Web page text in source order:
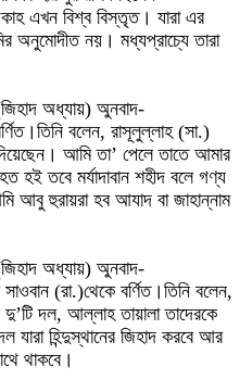
এখন বিশ্ব বিস্তৃত। যারা এর
অনুমোদীত নয়। মধ্যপ্রাচ্যে তারা
অধ্যায়) অুনবাদ-
বলেন, রাসূলুল্লাহ (সা.)
আমি তা’ পেলে তাতে আমার
তবে মর্যাদাবান শহীদ বলে গণ্য
আবু হুরায়রা হব আযাদ বা জাহান্নাম
অধ্যায়) অুনবাদ-
(রা.)থেকে বর্ণিত।তিনি বলেন,
দল, আল্লাহ তায়ালা তাদেরকে
যারা হিন্দুস্থানের জিহাদ করবে আর
থাকবে।